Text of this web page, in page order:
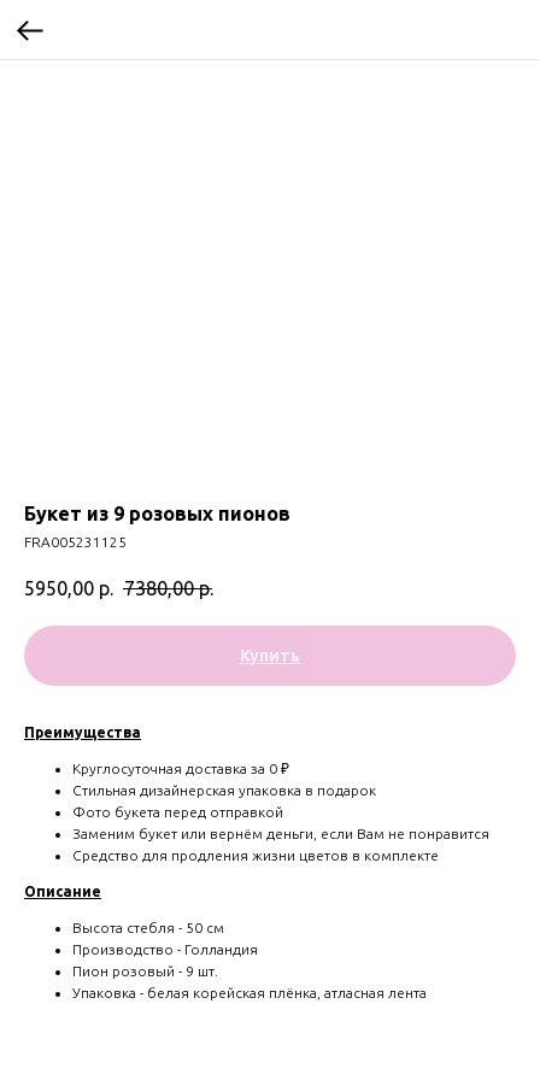
Букет из 9 розовых пионов
FRA005231125
5950,00 р. 7380,00 р.
Купить
Преимущества
Круглосуточная доставка за 0 ₽
Стильная дизайнерская упаковка в подарок
Фото букета перед отправкой
Заменим букет или вернём деньги, если Вам не понравится
Средство для продления жизни цветов в комплекте
Описание
Высота стебля - 50 см
Производство - Голландия
Пион розовый - 9 шт.
Упаковка - белая корейская плёнка, атласная лента